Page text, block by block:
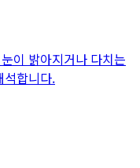
이 밝아지거나 다치는
석합니다.